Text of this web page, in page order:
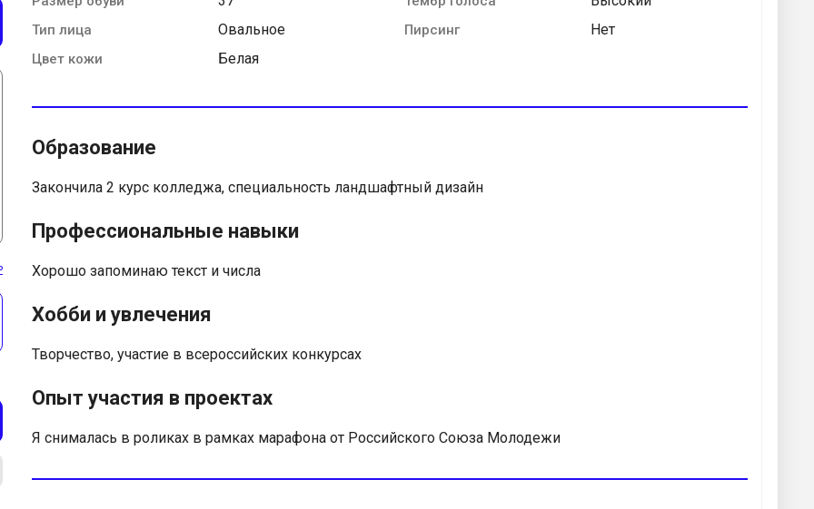
Тип лица Овальное
Цвет кожи Белая
Пирсинг Нет
Образование
Закончила 2 курс колледжа, специальность ландшафтный дизайн
Профессиональные навыки
Хорошо запоминаю текст и числа
Хобби и увлечения
Творчество, участие в всероссийских конкурсах
Опыт участия в проектах
Я снималась в роликах в рамках марафона от Российского Союза Молодежи